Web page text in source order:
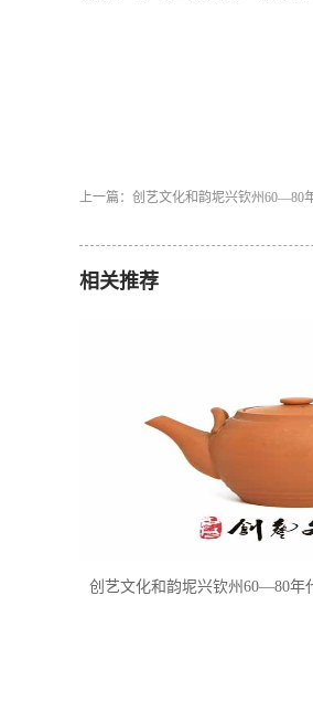
上一篇： 创艺文化和韵坭兴钦州
相关推荐
创艺文化和韵坭兴钦州60—80